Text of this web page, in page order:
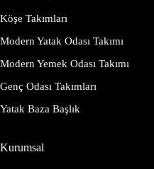
Köşe Takımları
Modern Yatak Odası Takımı
Modern Yemek Odası Takımı
Genç Odası Takımları
Yatak Baza Başlık
Kurumsal